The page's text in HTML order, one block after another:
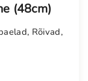
(48cm)
, Rõivad,